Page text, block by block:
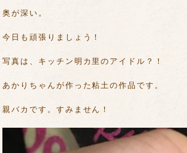
奥が深い。
今日も頑張りましょう！
写真は、キッチン明カ里のアイドル？！
あかりちゃんが作った粘土の作品です。
親バカです。すみません！